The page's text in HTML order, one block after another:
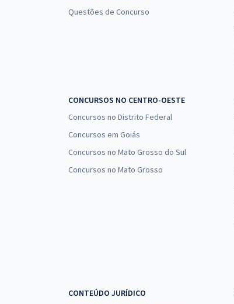
Questões de Concurso
CONCURSOS NO CENTRO-OESTE
Concursos no Distrito Federal
Concursos em Goiás
Concursos no Mato Grosso do Sul
Concursos no Mato Grosso
CONTEÚDO JURÍDICO